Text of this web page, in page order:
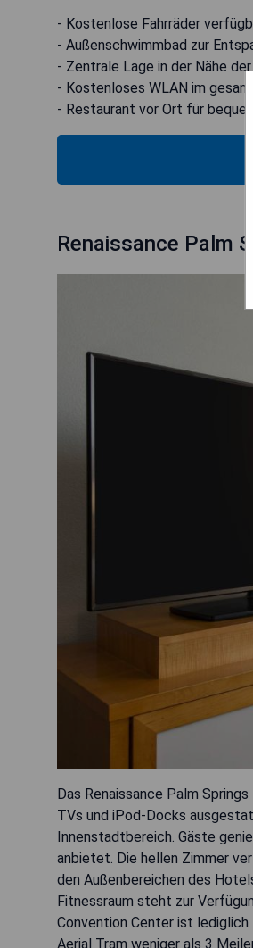
- Kostenlose Fahrräder
- Außenschwimmbad zur
- Zentrale Lage in der Nähe
- Kostenloses WLAN im
- Restaurant vor Ort für
Renaissance Palm
Das Renaissance Palm
TVs und iPod-Docks
Innenstadtbereich. Gäste
anbietet. Die hellen Zimmer
den Außenbereichen des
Fitnessraum steht zur
Convention Center ist
Aerial Tram weniger als 3